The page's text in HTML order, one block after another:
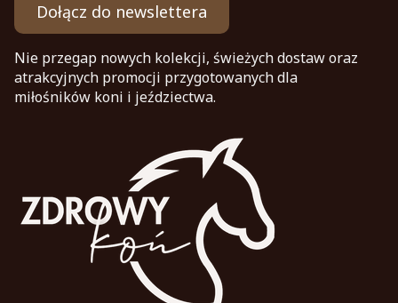
Dołącz do newslettera
Nie przegap nowych kolekcji, świeżych dostaw oraz
atrakcyjnych promocji przygotowanych dla
miłośników koni i jeździectwa.